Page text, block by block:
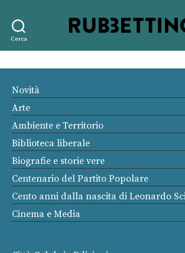
Cerca
editore
Novità
Arte
Ambiente e Territorio
Biblioteca liberale
Biografie e storie vere
Centenario del Partito Popolare
Cento anni dalla nascita di Leonardo
Cinema e Media